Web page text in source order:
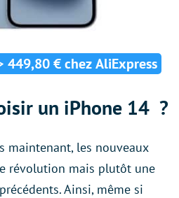
449,80 € chez AliExpress
un iPhone 14 ?
maintenant, les nouveaux
révolution mais plutôt une
Ainsi, même si